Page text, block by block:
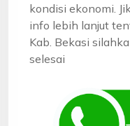
kondisi ekonomi.
info lebih lanjut
Kab. Bekasi
selesai